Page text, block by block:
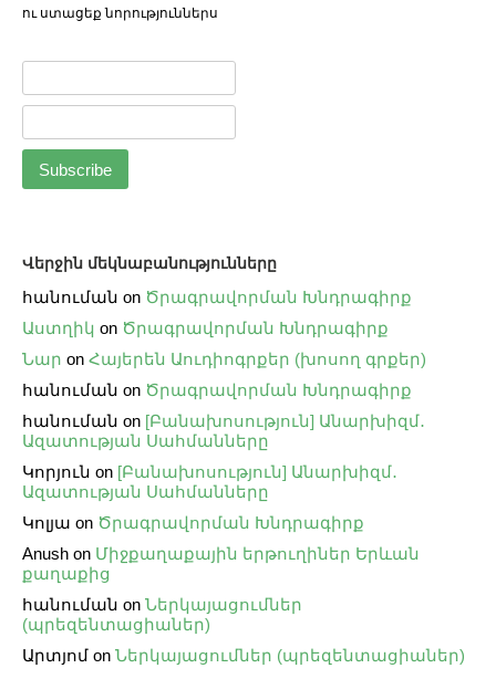
ու ստացեք նորություններս
Վերջին մեկնաբանությունները
հանուման on Ծրագրավորման Խնդրագիրք
Աստղիկ on Ծրագրավորման Խնդրագիրք
Նար on Հայերեն Աուդիոգրքեր (խոսող գրքեր)
հանուման on Ծրագրավորման Խնդրագիրք
հանուման on [Բանախոսություն] Անարխիզմ․
Ազատության Սահմանները
Կորյուն on [Բանախոսություն] Անարխիզմ․
Ազատության Սահմանները
Կոլյա on Ծրագրավորման Խնդրագիրք
Anush on Միջքաղաքային երթուղիներ Երևան
քաղաքից
հանուման on Ներկայացումներ
(պրեզենտացիաներ)
Արտյոմ on Ներկայացումներ (պրեզենտացիաներ)